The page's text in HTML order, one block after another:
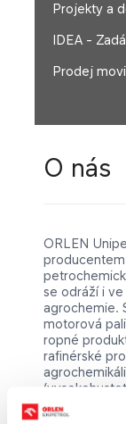
Projekty a
IDEA -
Prodej
O nás
ORLEN
producentem
se odráží i ve
agroche​mie.
motorová
ropné
rafinérské
Společnost